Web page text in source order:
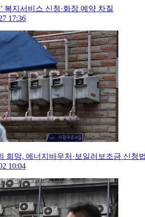
복지서비스 신청·화장 예약 차질
17:36
희망, 에너지바우처·보일러보조금 신청
10:04